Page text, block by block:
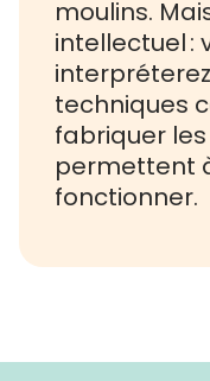
moulins.
intellectuel :
techniques
fabriquer
permettent
fonctionner.